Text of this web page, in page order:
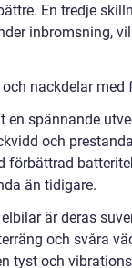
En tredje
inbromsning,
nackdelar
en spännande
och
förbättrad
än tidigare.
är deras
och svåra
tyst och